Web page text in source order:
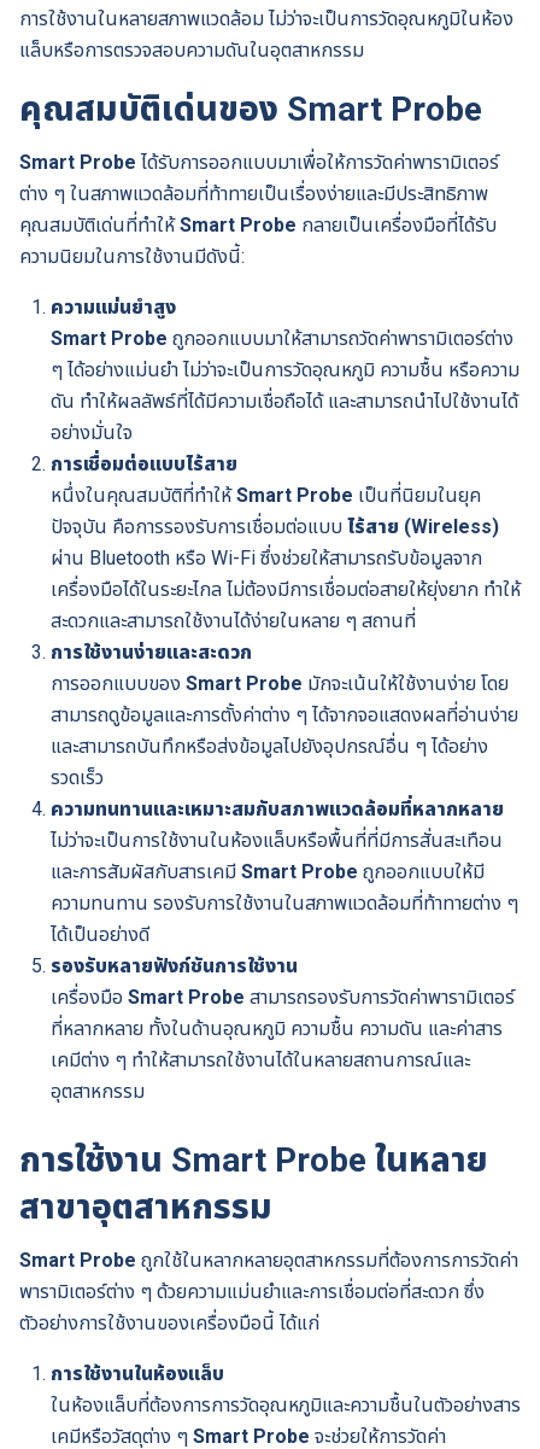
การใช้งานในหลายสภาพแวดล้อม ไม่ว่าจะเป็นการวัดอุณหภูมิในห้อง
แล็บหรือการตรวจสอบความดันในอุตสาหกรรม
คุณสมบัติเด่นของ Smart Probe
Smart Probe ได้รับการออกแบบมาเพื่อให้การวัดค่าพารามิเตอร์
ต่าง ๆ ในสภาพแวดล้อมที่ท้าทายเป็นเรื่องง่ายและมีประสิทธิภาพ
คุณสมบัติเด่นที่ทำให้Smart Probe กลายเป็นเครื่องมือที่ได้รับ
ความนิยมในการใช้งานมีดังนี้:
ความแม่นยำสูง
Smart Probe ถูกออกแบบมาให้สามารถวัดค่าพารามิเตอร์ต่าง
ๆ ได้อย่างแม่นยำ ไม่ว่าจะเป็นการวัดอุณหภูมิ ความชื้น หรือความ
ดัน ทำให้ผลลัพธ์ที่ได้มีความเชื่อถือได้ และสามารถนำไปใช้งานได้
อย่างมั่นใจ
การเชื่อมต่อแบบไร้สาย
หนึ่งในคุณสมบัติที่ทำให้Smart Probe เป็นที่นิยมในยุค
ปัจจุบัน คือการรองรับการเชื่อมต่อแบบ ไร้สาย (Wireless)
ผ่าน Bluetooth หรือ Wi-Fi ซึ่งช่วยให้สามารถรับข้อมูลจาก
เครื่องมือได้ในระยะไกล ไม่ต้องมีการเชื่อมต่อสายให้ยุ่งยาก ทำให้
สะดวกและสามารถใช้งานได้ง่ายในหลาย ๆ สถานที่
การใช้งานง่ายและสะดวก
การออกแบบของ Smart Probe มักจะเน้นให้ใช้งานง่าย โดย
สามารถดูข้อมูลและการตั้งค่าต่าง ๆ ได้จากจอแสดงผลที่อ่านง่าย
และสามารถบันทึกหรือส่งข้อมูลไปยังอุปกรณ์อื่น ๆ ได้อย่าง
รวดเร็ว
ความทนทานและเหมาะสมกับสภาพแวดล้อมที่หลากหลาย
ไม่ว่าจะเป็นการใช้งานในห้องแล็บหรือพื้นที่ที่มีการสั่นสะเทือน
และการสัมผัสกับสารเคมี Smart Probe ถูกออกแบบให้มี
ความทนทาน รองรับการใช้งานในสภาพแวดล้อมที่ท้าทายต่าง ๆ
ได้เป็นอย่างดี
รองรับหลายฟังก์ชันการใช้งาน
เครื่องมือ Smart Probe สามารถรองรับการวัดค่าพารามิเตอร์
ที่หลากหลาย ทั้งในด้านอุณหภูมิ ความชื้น ความดัน และค่าสาร
เคมีต่าง ๆ ทำให้สามารถใช้งานได้ในหลายสถานการณ์และ
อุตสาหกรรม
การใช้งาน Smart Probe ในหลาย
สาขาอุตสาหกรรม
Smart Probe ถูกใช้ในหลากหลายอุตสาหกรรมที่ต้องการการวัดค่า
พารามิเตอร์ต่าง ๆ ด้วยความแม่นยำและการเชื่อมต่อที่สะดวก ซึ่ง
ตัวอย่างการใช้งานของเครื่องมือนี้ ได้แก่
การใช้งานในห้องแล็บ
ในห้องแล็บที่ต้องการการวัดอุณหภูมิและความชื้นในตัวอย่างสาร
เคมีหรือวัสดุต่าง ๆ Smart Probe จะช่วยให้การวัดค่า